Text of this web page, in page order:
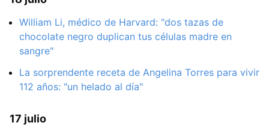
William Li, médico de Harvard: "dos tazas de
chocolate negro duplican tus células madre en
sangre"
La sorprendente receta de Angelina Torres para vivir
112 años: "un helado al día"
17 julio